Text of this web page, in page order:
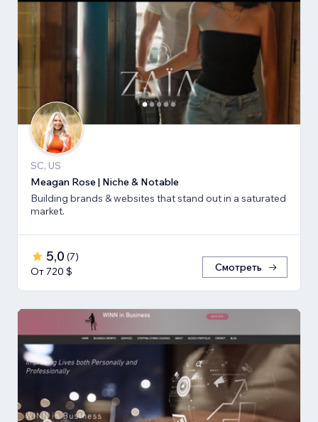
SC, US
Meagan Rose | Niche & Notable
Building brands & websites that stand out in a saturated
market.
5,0 (7)
От 720 $
Смотреть